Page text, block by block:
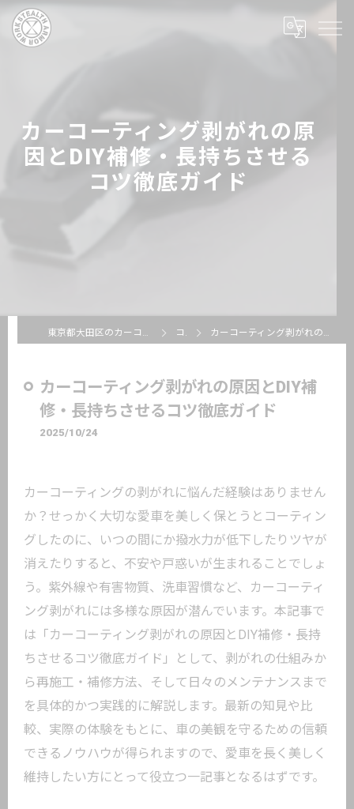
カーコーティング剥がれの原
因とDIY補修・長持ちさせる
コツ徹底ガイド
東京都大田区のカーコーティングならSTEALTH ARMOR WORKS コラム カーコーティング剥がれの原因とDIY補修・長持ちさせるコツ徹底ガイド
カーコーティング剥がれの原因とDIY補
修・長持ちさせるコツ徹底ガイド
2025/10/24
カーコーティングの剥がれに悩んだ経験はありません
か？せっかく大切な愛車を美しく保とうとコーティン
グしたのに、いつの間にか撥水力が低下したりツヤが
消えたりすると、不安や戸惑いが生まれることでしょ
う。紫外線や有害物質、洗車習慣など、カーコーティ
ング剥がれには多様な原因が潜んでいます。本記事で
は「カーコーティング剥がれの原因とDIY補修・長持
ちさせるコツ徹底ガイド」として、剥がれの仕組みか
ら再施工・補修方法、そして日々のメンテナンスまで
を具体的かつ実践的に解説します。最新の知見や比
較、実際の体験をもとに、車の美観を守るための信頼
できるノウハウが得られますので、愛車を長く美しく
維持したい方にとって役立つ一記事となるはずです。